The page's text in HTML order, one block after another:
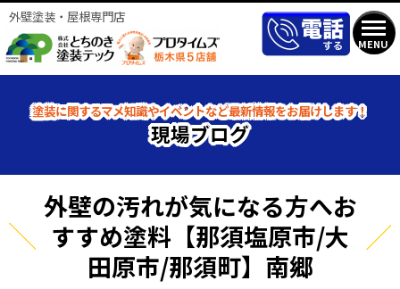
MENU
外壁塗装・屋根専門店
塗装に関するマメ知識やイベントなど最新情報をお届けします！
現場ブログ
外壁の汚れが気になる方へお
すすめ塗料【那須塩原市/大
田原市/那須町】南郷